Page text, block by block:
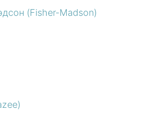
(Fisher-Madson)